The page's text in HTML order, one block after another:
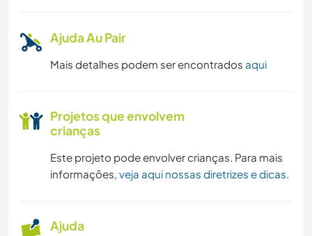
Ajuda Au Pair
Mais detalhes podem ser encontrados aqui
Projetos que envolvem
crianças
Este projeto pode envolver crianças. Para mais
informações, veja aqui nossas diretrizes e dicas.
Ajuda